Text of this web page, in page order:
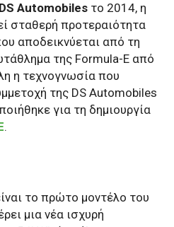
DS Automobiles το 2014, η
σταθερή προτεραιότητα
αποδεικνύεται από τη
της Formula-E από
η τεχνογνωσία που
της DS Automobiles
για τη δημιουργία
.
το πρώτο μοντέλο του
μια νέα ισχυρή